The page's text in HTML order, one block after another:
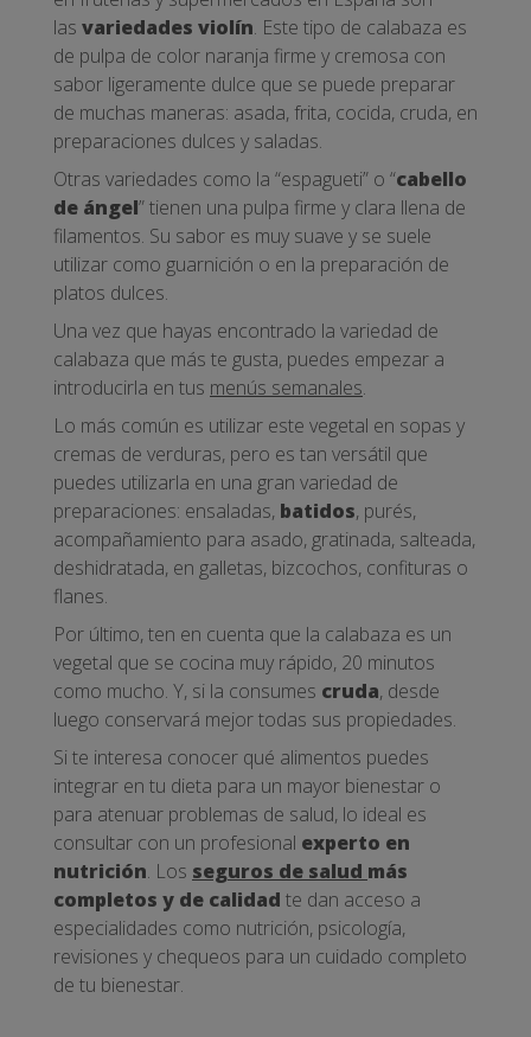
las variedades violín. Este tipo de calabaza es
de pulpa de color naranja firme y cremosa con
sabor ligeramente dulce que se puede preparar
de muchas maneras: asada, frita, cocida, cruda, en
preparaciones dulces y saladas.
Otras variedades como la “espagueti” o “cabello
de ángel” tienen una pulpa firme y clara llena de
filamentos. Su sabor es muy suave y se suele
utilizar como guarnición o en la preparación de
platos dulces.
Una vez que hayas encontrado la variedad de
calabaza que más te gusta, puedes empezar a
introducirla en tus menús semanales.
Lo más común es utilizar este vegetal en sopas y
cremas de verduras, pero es tan versátil que
puedes utilizarla en una gran variedad de
preparaciones: ensaladas, batidos, purés,
acompañamiento para asado, gratinada, salteada,
deshidratada, en galletas, bizcochos, confituras o
flanes.
Por último, ten en cuenta que la calabaza es un
vegetal que se cocina muy rápido, 20 minutos
como mucho. Y, si la consumes cruda, desde
luego conservará mejor todas sus propiedades.
Si te interesa conocer qué alimentos puedes
integrar en tu dieta para un mayor bienestar o
para atenuar problemas de salud, lo ideal es
consultar con un profesional experto en
nutrición. Los seguros de salud más
completos y de calidad te dan acceso a
especialidades como nutrición, psicología,
revisiones y chequeos para un cuidado completo
de tu bienestar.